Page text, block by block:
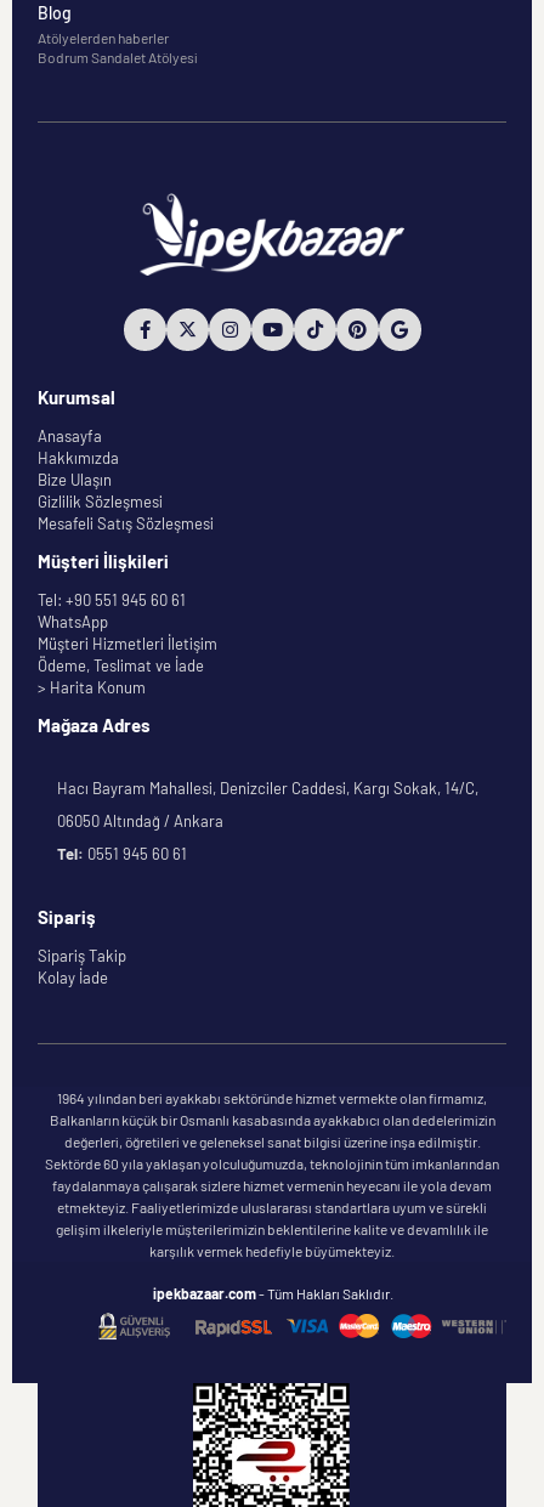
Blog
Atölyelerden haberler
Bodrum Sandalet Atölyesi
Kurumsal
Anasayfa
Hakkımızda
Bize Ulaşın
Gizlilik Sözleşmesi
Mesafeli Satış Sözleşmesi
Müşteri İlişkileri
Tel: +90 551 945 60 61
WhatsApp
Müşteri Hizmetleri İletişim
Ödeme, Teslimat ve İade
> Harita Konum
Mağaza Adres
Hacı Bayram Mahallesi, Denizciler Caddesi, Kargı Sokak, 14/C,
06050 Altındağ / Ankara
Tel: 0551 945 60 61
Sipariş
Sipariş Takip
Kolay İade
1964 yılından beri ayakkabı sektöründe hizmet vermekte olan firmamız,
Balkanların küçük bir Osmanlı kasabasında ayakkabıcı olan dedelerimizin
değerleri, öğretileri ve geleneksel sanat bilgisi üzerine inşa edilmiştir.
Sektörde 60 yıla yaklaşan yolculuğumuzda, teknolojinin tüm imkanlarından
faydalanmaya çalışarak sizlere hizmet vermenin heyecanı ile yola devam
etmekteyiz. Faaliyetlerimizde uluslararası standartlara uyum ve sürekli
gelişim ilkeleriyle müşterilerimizin beklentilerine kalite ve devamlılık ile
karşılık vermek hedefiyle büyümekteyiz.
ipekbazaar.com- Tüm Hakları Saklıdır.